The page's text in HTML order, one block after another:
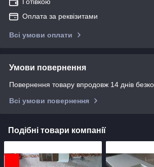
Оплата за реквізитами
Всі умови оплати
Умови повернення
Повернення товару впродовж 14 днів
Всі умови повернення
Подібні товари компанії